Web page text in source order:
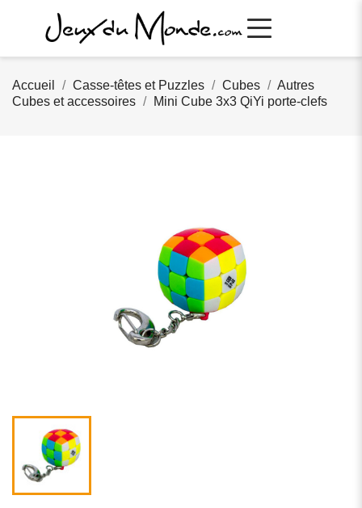
Accueil Casse-têtes et Puzzles Cubes
Autres
Cubes et accessoires
Mini Cube 3x3 QiYi porte-clefs